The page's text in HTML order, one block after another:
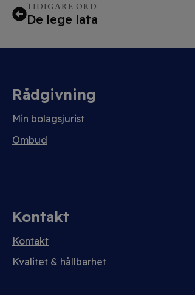
TIDIGARE ORD
De lege lata
Rådgivning
Min bolagsjurist
Ombud
Kontakt
Kontakt
Kvalitet & hållbarhet